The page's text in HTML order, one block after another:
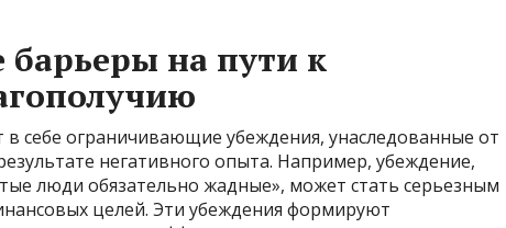
барьеры на пути к
в себе ограничивающие убеждения, унаследованные от
негативного опыта. Например, убеждение,
люди обязательно жадные», может стать серьезным
целей. Эти убеждения формируют